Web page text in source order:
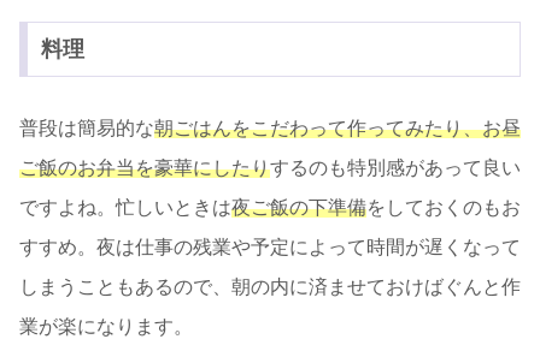
料理
普段は簡易的な朝ごはんをこだわって作ってみたり、お昼
ご飯のお弁当を豪華にしたりするのも特別感があって良い
ですよね。忙しいときは夜ご飯の下準備をしておくのもお
すすめ。夜は仕事の残業や予定によって時間が遅くなって
しまうこともあるので、朝の内に済ませておけばぐんと作
業が楽になります。